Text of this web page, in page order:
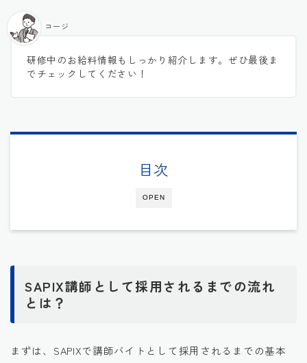
研修中のお給料情報もしっかり紹介します。ぜひ最後ま
でチェックしてください！
コージ
OPEN
目次
SAPIX講師として採用されるまでの流れ
とは？
まずは、SAPIXで講師バイトとして採用されるまでの基本